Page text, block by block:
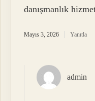
danışmanlık
Mayıs 3, 2026 Yanıtla
admin